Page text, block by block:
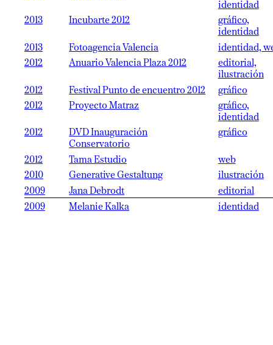
identidad
2013
Incubarte 2012
gráfico,
identidad
2013
Fotoagencia Valencia
identidad,
2012
Anuario Valencia Plaza 2012
editorial,
ilustración
2012
Festival Punto de encuentro 2012
gráfico
2012
Proyecto Matraz
gráfico,
identidad
2012
DVD Inauguración
Conservatorio
gráfico
2012 Tama Estudio
web
2010
Generative Gestaltung
ilustración
2009
Jana Debrodt
editorial
2009
Melanie Kalka identidad